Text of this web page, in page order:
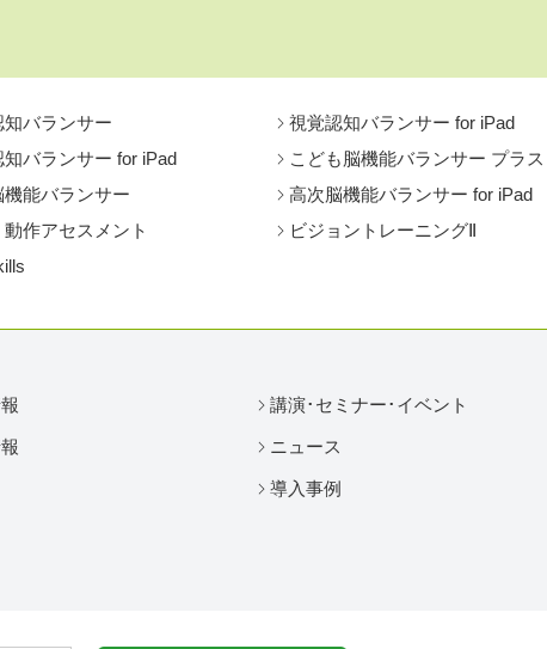
知バランサー
視覚認知バランサー for iPad
知バランサー for iPad
こども脳機能バランサー プラス
機能バランサー
高次脳機能バランサー for iPad
作アセスメント
ビジョントレーニングⅡ
講演･セミナー･イベント
ニュース
導入事例